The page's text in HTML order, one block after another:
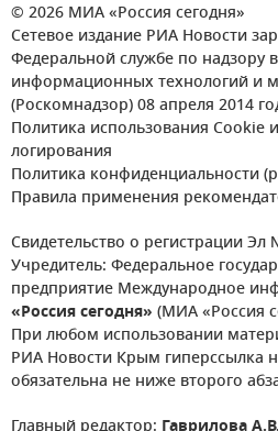
© 2026 МИА «Россия сегодня»
Сетевое издание РИА Новости
Федеральной службе по надзору
информационных технологий и
(Роскомнадзор) 08 апреля 2014
Политика использования Cookie
логирования
Политика конфиденциальности
Правила применения
Свидетельство о регистрации
Учредитель: Федеральное
предприятие Международное
«Россия сегодня» (МИА «Россия
При любом использовании
РИА Новости Крым гиперссылка
обязательна не ниже второго